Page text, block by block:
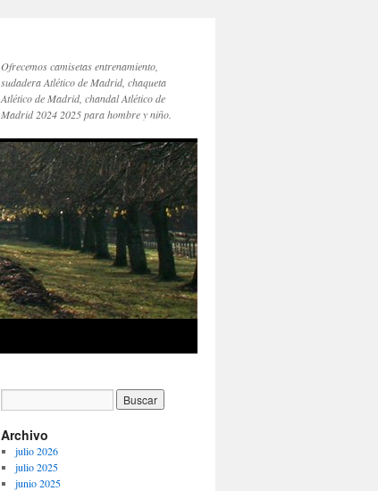
Ofrecemos camisetas entrenamiento,
sudadera Atlético de Madrid, chaqueta
Atlético de Madrid, chandal Atlético de
Madrid 2024 2025 para hombre y niño.
Archivo
julio 2026
julio 2025
junio 2025